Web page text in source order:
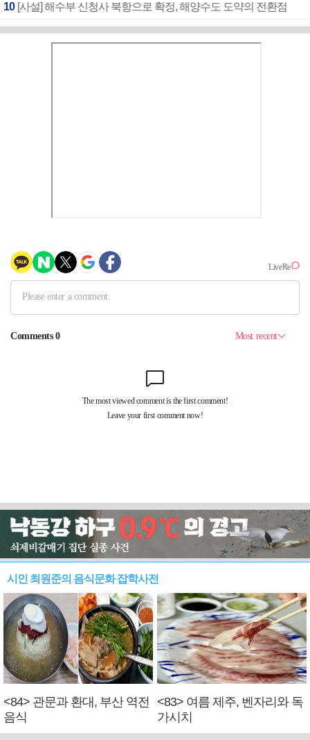
10 [사설] 해수부 신청사 북항으로 확정, 해양수도 도약의 전환점
시인 최원준의 음식문화 잡학사전
<84> 관문과 환대, 부산 역전
음식
<83> 여름 제주, 벤자리와 독
가시치